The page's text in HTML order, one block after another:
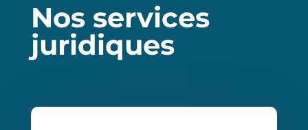
Nos services
juridiques